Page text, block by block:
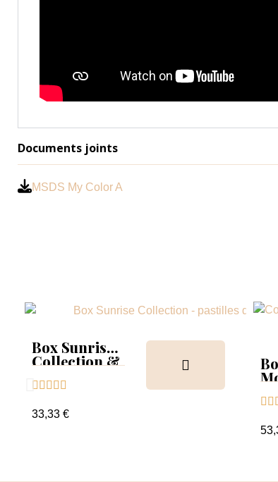
Documents joints
MSDS My Color A
Box Sunrise
Collection &
    
33,33 €
 